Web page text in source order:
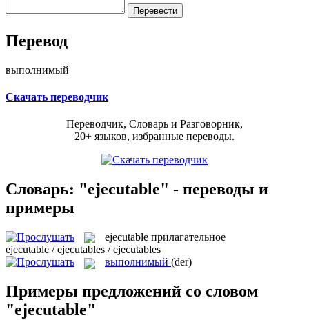
Перевод
выполнимый
Скачать переводчик
Переводчик, Словарь и Разговорник,
20+ языков, избранные переводы.
Словарь: "ejecutable" - переводы и
примеры
ejecutable прилагательное
ejecutable / ejecutables / ejecutables
выполнимый (der)
Примеры предложений со словом
"ejecutable"